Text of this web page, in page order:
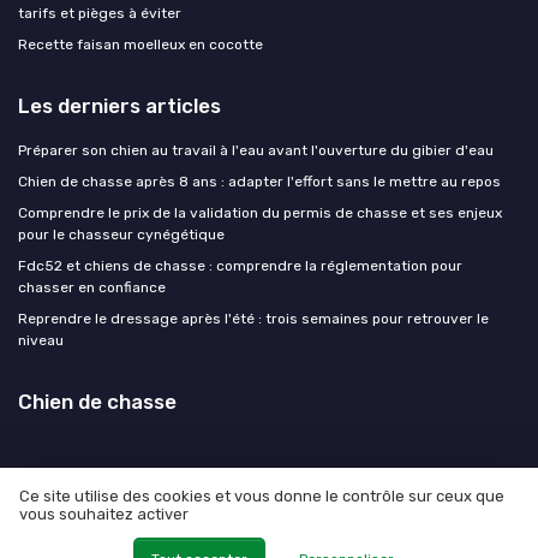
tarifs et pièges à éviter
Recette faisan moelleux en cocotte
Les derniers articles
Préparer son chien au travail à l'eau avant l'ouverture du gibier d'eau
Chien de chasse après 8 ans : adapter l'effort sans le mettre au repos
Comprendre le prix de la validation du permis de chasse et ses enjeux
pour le chasseur cynégétique
Fdc52 et chiens de chasse : comprendre la réglementation pour
chasser en confiance
Reprendre le dressage après l'été : trois semaines pour retrouver le
niveau
Chien de chasse
Mentions légales
© Chien de chasse 2026
Ce site utilise des cookies et vous donne le contrôle sur ceux que
vous souhaitez activer